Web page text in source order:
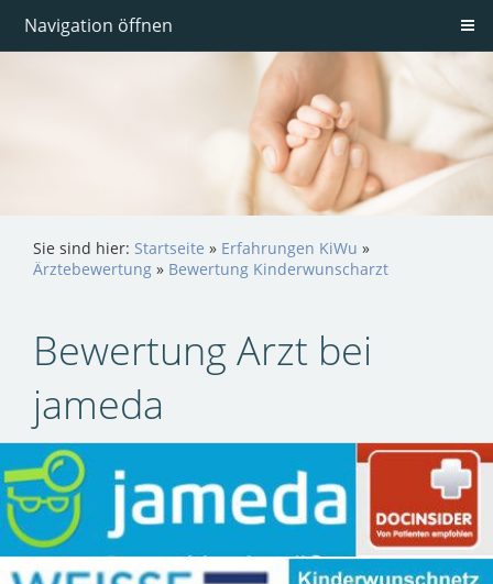
Navigation öffnen
Sie sind hier: Startseite » Erfahrungen KiWu »
Ärztebewertung » Bewertung Kinderwunscharzt
Bewertung Arzt bei
jameda